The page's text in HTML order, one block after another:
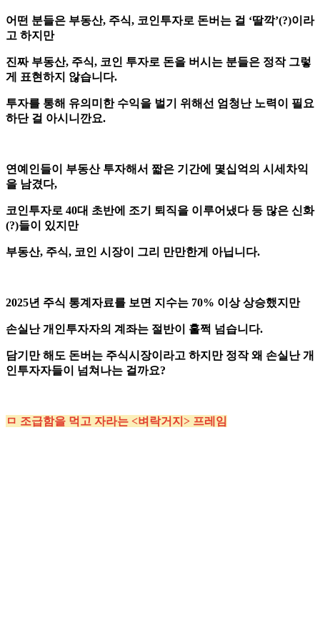
어떤 분들은 부동산, 주식, 코인투자로 돈버는 걸 ‘딸깍’(?)이라
고 하지만
진짜 부동산, 주식, 코인 투자로 돈을 버시는 분들은 정작 그렇
게 표현하지 않습니다.
투자를 통해 유의미한 수익을 벌기 위해선 엄청난 노력이 필요
하단 걸 아시니깐요.
연예인들이 부동산 투자해서 짧은 기간에 몇십억의 시세차익
을 남겼다,
코인투자로 40대 초반에 조기 퇴직을 이루어냈다 등 많은 신화
(?)들이 있지만
부동산, 주식, 코인 시장이 그리 만만한게 아닙니다.
2025년 주식 통계자료를 보면 지수는 70% 이상 상승했지만
손실난 개인투자자의 계좌는 절반이 훌쩍 넘습니다.
담기만 해도 돈버는 주식시장이라고 하지만 정작 왜 손실난 개
인투자자들이 넘쳐나는 걸까요?
ㅁ 조급함을 먹고 자라는 <벼락거지> 프레임